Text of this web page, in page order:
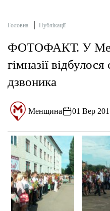
Головна Публікації
ФОТОФАКТ. У
гімназії
дзвоника
Менщина 01 Вер